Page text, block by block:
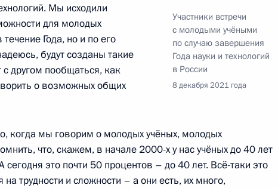
с Премьер-министром Греции
Участники встречи
с молодыми учёными
по случаю завершения
Года науки и технологий
в России
8 декабря 2021 года
Мы исходили
для молодых
Года, но и по его
будут созданы такие
с другом пообщаться, как
о возможных общих
когда мы говорим о молодых учёных, молодых
что, скажем, в начале 2000-х у нас учёных до 40 лет
это почти 50 процентов – до 40 лет. Всё-таки это
на трудности и сложности – а они есть, их много,